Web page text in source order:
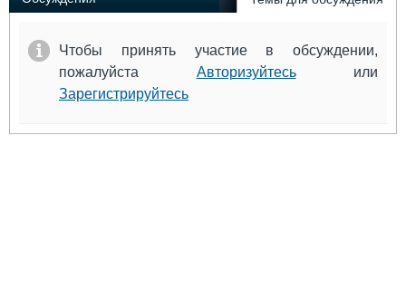
Чтобы принять участие в обсуждении,
пожалуйста Авторизуйтесьили
Зарегистрируйтесь